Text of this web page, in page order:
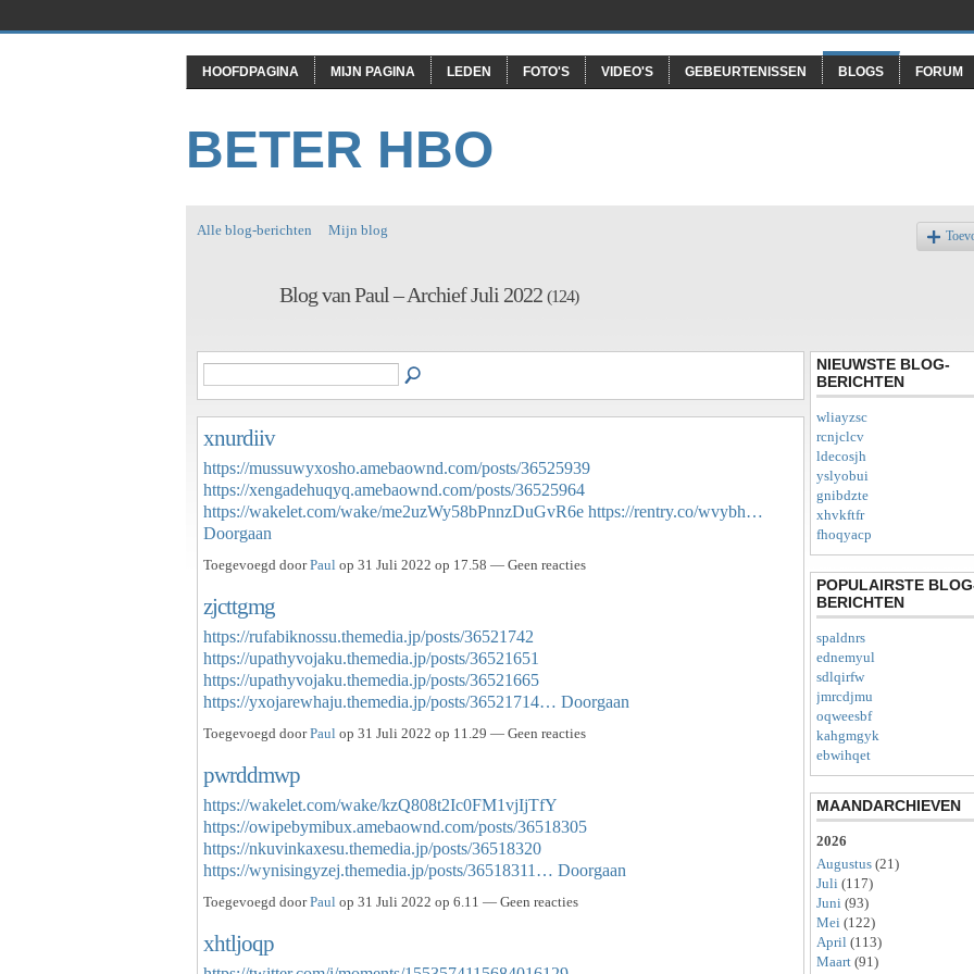
HOOFDPAGINA MIJN PAGINA LEDEN FOTO'S VIDEO'S GEBEURTENISSEN BLOGS FORUM
BETER HBO
Alle blog-berichten Mijn blog
Blog van Paul – Archief Juli 2022 (124)
xnurdiiv
https://mussuwyxosho.amebaownd.com/posts/36525939
https://xengadehuqyq.amebaownd.com/posts/36525964
https://wakelet.com/wake/me2uzWy58bPnnzDuGvR6e https://rentry.co/wvybh…
Doorgaan
Toegevoegd doorPaul op 31 Juli 2022 op 17.58 — Geen reacties
zjcttgmg
https://rufabiknossu.themedia.jp/posts/36521742
https://upathyvojaku.themedia.jp/posts/36521651
https://upathyvojaku.themedia.jp/posts/36521665
https://yxojarewhaju.themedia.jp/posts/36521714… Doorgaan
Toegevoegd doorPaul op 31 Juli 2022 op 11.29 — Geen reacties
pwrddmwp
https://wakelet.com/wake/kzQ808t2Ic0FM1vjIjTfY
https://owipebymibux.amebaownd.com/posts/36518305
https://nkuvinkaxesu.themedia.jp/posts/36518320
https://wynisingyzej.themedia.jp/posts/36518311… Doorgaan
Toegevoegd doorPaul op 31 Juli 2022 op 6.11 — Geen reacties
xhtljoqp
NIEUWSTE BLOG-
BERICHTEN
wliayzsc
rcnjclcv
ldecosjh
yslyobui
gnibdzte
xhvkftfr
fhoqyacp
POPULAIRSTE
BERICHTEN
spaldnrs
ednemyul
sdlqirfw
jmrcdjmu
oqweesbf
kahgmgyk
ebwihqet
MAANDARCHIEVEN
2026
Augustus (21)
Juli (117)
Juni (93)
Mei (122)
April (113)
Maart (91)